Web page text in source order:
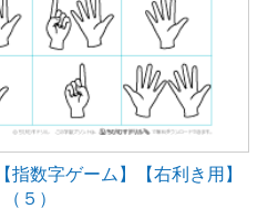
指数字ゲーム】【右利き用】
（５）